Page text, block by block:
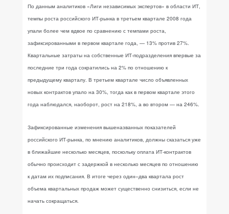
По данным аналитиков «Лиги независимых экспертов» в области ИТ,
темпы роста российского ИТ-рынка в третьем квартале 2008 года
упали более чем вдвое по сравнению с темпами роста,
зафиксированными в первом квартале года, — 13% против 27%.
Квартальные затраты на собственные ИТ-подразделения впервые за
последние три года сократились на 2% по отношению к
предыдущему кварталу. В третьем квартале число объявленных
новых контрактов упало на 30%, тогда как в первом квартале этого
года наблюдался, наоборот, рост на 218%, а во втором — на 246%.
Зафиксированные изменения вышеназванных показателей
российского ИТ-рынка, по мнению аналитиков, должны сказаться уже
в ближайшие несколько месяцев, поскольку оплата ИТ-контрактов
обычно происходит с задержкой в несколько месяцев по отношению
к датам их подписания. В итоге через один–два квартала рост
объема квартальных продаж может существенно снизиться, если не
начать сокращаться.